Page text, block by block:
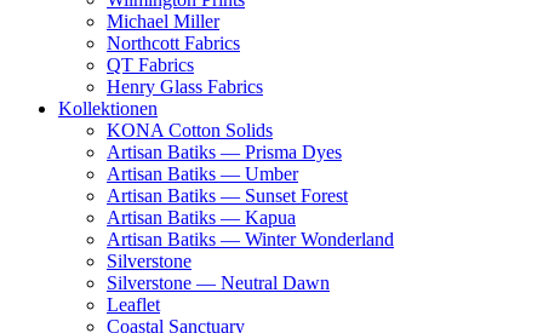
Michael Miller
Northcott Fabrics
QT Fabrics
Henry Glass Fabrics
Kollektionen
KONA Cotton Solids
Artisan Batiks — Prisma Dyes
Artisan Batiks — Umber
Artisan Batiks — Sunset Forest
Artisan Batiks — Kapua
Artisan Batiks — Winter Wonderland
Silverstone
Silverstone — Neutral Dawn
Leaflet
Coastal Sanctuary